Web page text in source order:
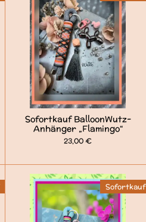
Sofortkauf BalloonWutz-
Anhänger „Flamingo“
23,00 €
Sofortkauf